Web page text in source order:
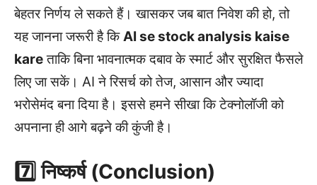
बेहतर निर्णय ले सकते हैं। खासकर जब बात निवेश की हो, तो
यह जानना जरूरी है किAI se stock analysis kaise
kareताकि बिना भावनात्मक दबाव के स्मार्ट और सुरक्षित फैसले
लिए जा सकें। AI ने रिसर्च को तेज, आसान और ज्यादा
भरोसेमंद बना दिया है। इससे हमने सीखा कि टेक्नोलॉजी को
अपनाना ही आगे बढ़ने की कुंजी है।
7️⃣ निष्कर्ष (Conclusion)